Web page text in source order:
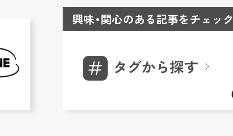
興味・関心のある記事をチェック
タグから探す